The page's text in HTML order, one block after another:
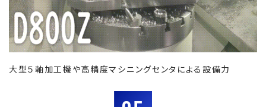
大型５軸加工機や高精度マシニングセンタによる設備力